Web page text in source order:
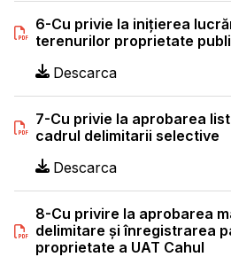
6-Cu privie la iniţierea
terenurilor proprietate
Descarca
7-Cu privie la aprobarea
cadrul delimitarii selective
Descarca
8-Cu privire la aprobarea
delimitare şi înregistrarea
proprietate a UAT Cahul